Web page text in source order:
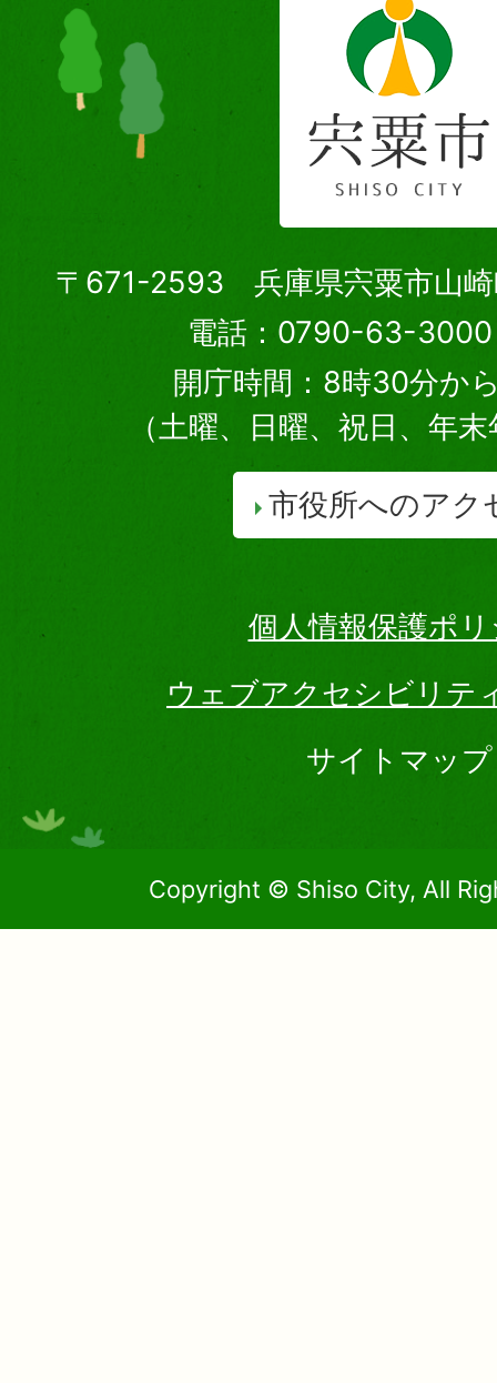
〒671-2593 兵庫県宍粟市山崎
電話：0790-63-3000
開庁時間：8時30分か
（土曜、日曜、祝日、年
市役所へのアク
個人情報保護ポ
ウェブアクセシビリテ
サイトマップ
Copyright © Shiso City, All